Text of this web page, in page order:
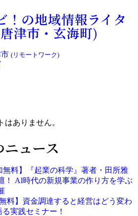
！の地域情報ライタ
津市・玄海町)
(リモートワーク)
はありません。
ュース
無料】『起業の科学』著者・田所雅
！ AI時代の新規事業の作り方を学ぶ
料】資金調達すると経営はどう変わ
実践セミナー！